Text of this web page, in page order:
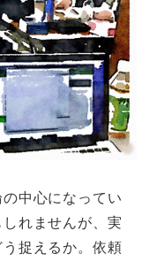
中心になってい
れませんが、実
捉えるか。依頼